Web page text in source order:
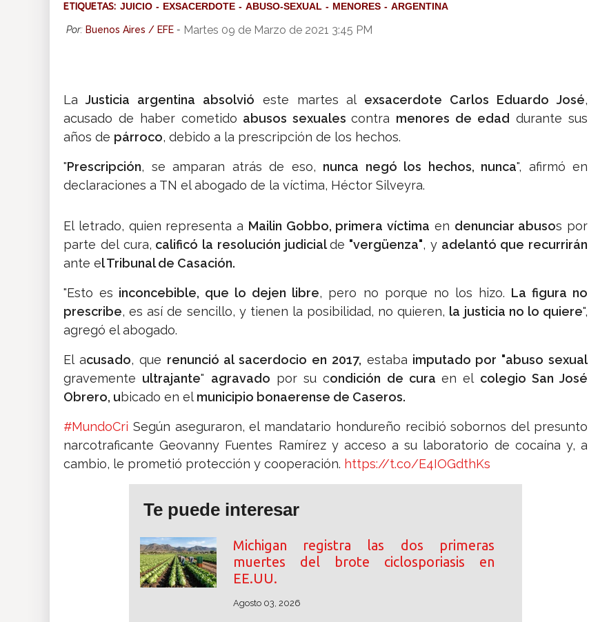
ETIQUETAS: JUICIO EXSACERDOTE ABUSO-SEXUAL MENORES ARGENTINA
Por: Buenos Aires / EFE - Martes 09 de Marzo de 2021 3:45 PM
La Justicia argentina absolvió este martes alexsacerdote Carlos Eduardo José,
acusado de haber cometido abusos sexualescontra menores de edad durante sus
años de párroco, debido a la prescripción de los hechos.
"Prescripción, se amparan atrás de eso, nunca negó los hechos, nunca", afirmó en
declaraciones a TN el abogado de la víctima, Héctor Silveyra.
El letrado, quien representa a Mailin Gobbo, primera víctima en denunciar abusos por
parte del cura, calificó la resolución judicialde "vergüenza", yadelantó que recurrirán
ante el Tribunal de Casación.
"Esto es inconcebible, que lo dejen libre, pero no porque no los hizo. La figura no
prescribe, es así de sencillo, y tienen la posibilidad, no quieren, la justicia no lo quiere",
agregó el abogado.
El acusado, que renunció al sacerdocio en 2017, estaba imputado por "abuso sexual
gravemente ultrajante" agravado por su condición de cura en elcolegio San José
Obrero, ubicado en elmunicipio bonaerense de Caseros.
#MundoCri Según aseguraron, el mandatario hondureño recibió sobornos del presunto
narcotraficante Geovanny Fuentes Ramírez y acceso a su laboratorio de cocaína y, a
cambio, le prometió protección y cooperación. https://t.co/E4IOGdthKs
Te puede interesar
Michigan registra las dos primeras
muertes del brote ciclosporiasis en
EE.UU.
Agosto 03, 2026